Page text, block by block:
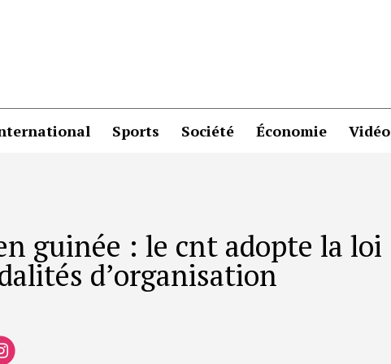
Sports Société Économie Vidéo
guinée : le cnt adopte la loi
d’organisation